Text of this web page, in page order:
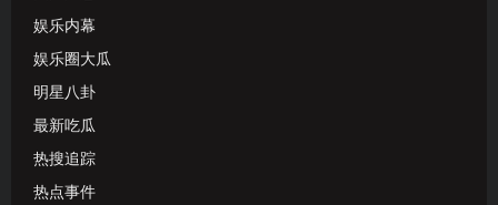
娱乐内幕
娱乐圈大瓜
明星八卦
最新吃瓜
热搜追踪
热点事件